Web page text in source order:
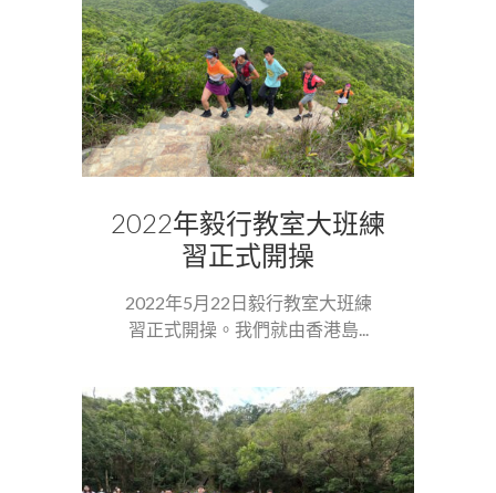
2022年毅行教室大班練
習正式開操
2022年5月22日毅行教室大班練
習正式開操。我們就由香港島...